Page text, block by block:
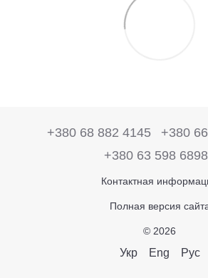
+380 68 882 4145
+380
+380 63 598 6898
Контактная
Полная версия
© 2026
Укр Eng Рус